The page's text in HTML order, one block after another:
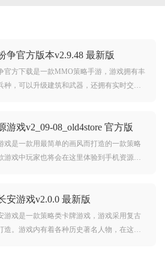
争官方版本v2.9.48 最新版
官方下载是一款MMO策略手游，游戏拥有丰
种，可以升级建筑和武器，还拥有实时交互
游戏v2_09-08_old4store 官方版
戏是一款用最简单的画风而打造的一款策略
游戏中玩家也将会在这里体验到手机资源以
多精彩的内容，这些内容都可以让游戏更好
安游戏v2.0.0 最新版
游戏是一款策略类卡牌游戏，游戏采用复古
造。游戏内有着各种历史著名人物，在这里